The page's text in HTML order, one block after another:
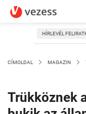
HÍRLEVÉL
CÍMOLDAL MAGAZIN
Trükköznek